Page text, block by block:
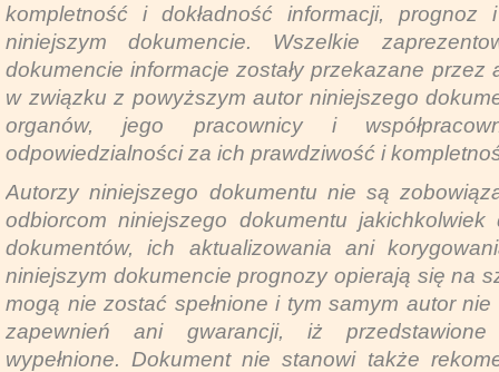
kompletność i dokładność informacji,
niniejszym dokumencie. Wszelkie
dokumencie informacje zostały przekazane przez
w związku z powyższym autor niniejszego
organów, jego pracownicy i
odpowiedzialności za ich prawdziwość i
Autorzy niniejszego dokumentu nie są
odbiorcom niniejszego dokumentu
dokumentów, ich aktualizowania ani
niniejszym dokumencie prognozy opierają się na
mogą nie zostać spełnione i tym samym autor
zapewnień ani gwarancji, iż
wypełnione. Dokument nie stanowi także